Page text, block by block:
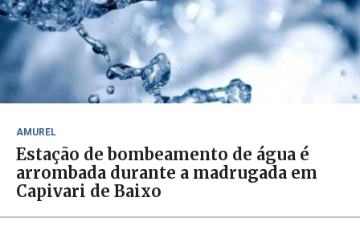
AMUREL
Estação de bombeamento de água é
arrombada durante a madrugada em
Capivari de Baixo